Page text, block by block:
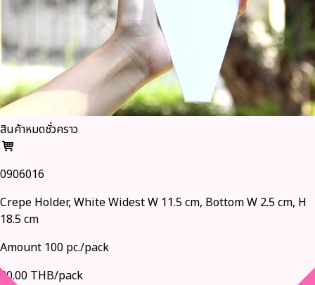
สินค้าหมดชั่วคราว
0906016
Crepe Holder, White Widest W 11.5 cm, Bottom W 2.5 cm, H
18.5 cm
Amount 100 pc./pack
80.00 THB/pack